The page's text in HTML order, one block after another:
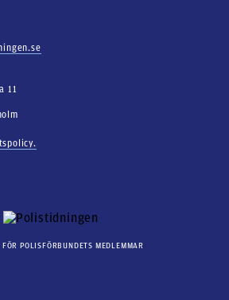
11
POLISFÖRBUNDETS MEDLEMMAR